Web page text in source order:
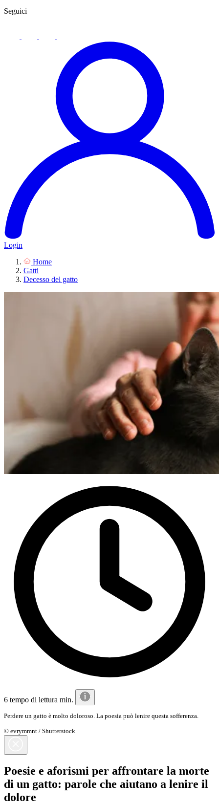
Seguici
Login
Home
Gatti
Decesso del gatto
6 tempo di lettura min.
Perdere un gatto è molto doloroso. La poesia può lenire questa sofferenza.
© evrymmnt / Shutterstock
Poesie e aforismi per affrontare la morte
di un gatto: parole che aiutano a lenire il
dolore